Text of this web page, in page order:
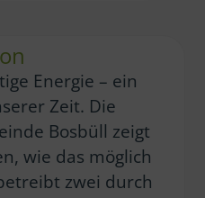
Energie – ein
Zeit. Die
Bosbüll zeigt
wie das möglich
zwei durch